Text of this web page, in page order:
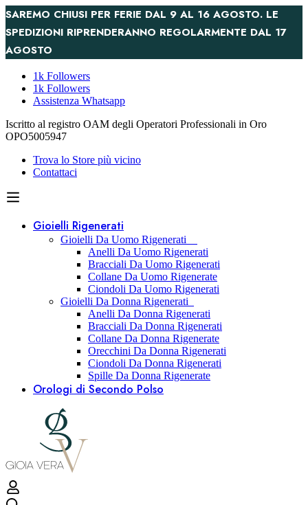
SAREMO CHIUSI PER FERIE DAL 9 AL 16 AGOSTO. LE
SPEDIZIONI RIPRENDERANNO REGOLARMENTE DAL 17
AGOSTO
1k Followers
1k Followers
Assistenza Whatsapp
Iscritto al registro OAM degli Operatori Professionali in Oro
OPO5005947
Trova lo Store più vicino
Contattaci
Gioielli Rigenerati
Gioielli Da Uomo Rigenerati
Anelli Da Uomo Rigenerati
Bracciali Da Uomo Rigenerati
Collane Da Uomo Rigenerate
Ciondoli Da Uomo Rigenerati
Gioielli Da Donna Rigenerati
Anelli Da Donna Rigenerati
Bracciali Da Donna Rigenerati
Collane Da Donna Rigenerate
Orecchini Da Donna Rigenerati
Ciondoli Da Donna Rigenerati
Spille Da Donna Rigenerate
Orologi di Secondo Polso